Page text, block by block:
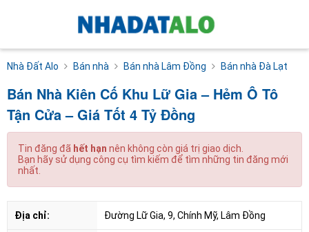
Nhà Đất Alo Bán nhà Bán nhà Lâm Đồng Bán nhà Đà Lạt
Bán Nhà Kiên Cố Khu Lữ Gia – Hẻm Ô Tô
Tận Cửa – Giá Tốt 4 Tỷ Đồng
Tin đăng đã hết hạn nên không còn giá trị giao dịch.
Bạn hãy sử dụng công cụ tìm kiếm để tìm những tin đăng mới
nhất.
Địa chỉ: Đường Lữ Gia, 9, Chính Mỹ, Lâm Đồng